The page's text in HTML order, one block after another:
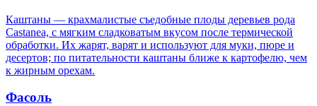
Каштаны — крахмалистые съедобные плоды деревьев рода
Castanea, с мягким сладковатым вкусом после термической
обработки. Их жарят, варят и используют для муки, пюре и
десертов; по питательности каштаны ближе к картофелю, чем
к жирным орехам.
Фасоль